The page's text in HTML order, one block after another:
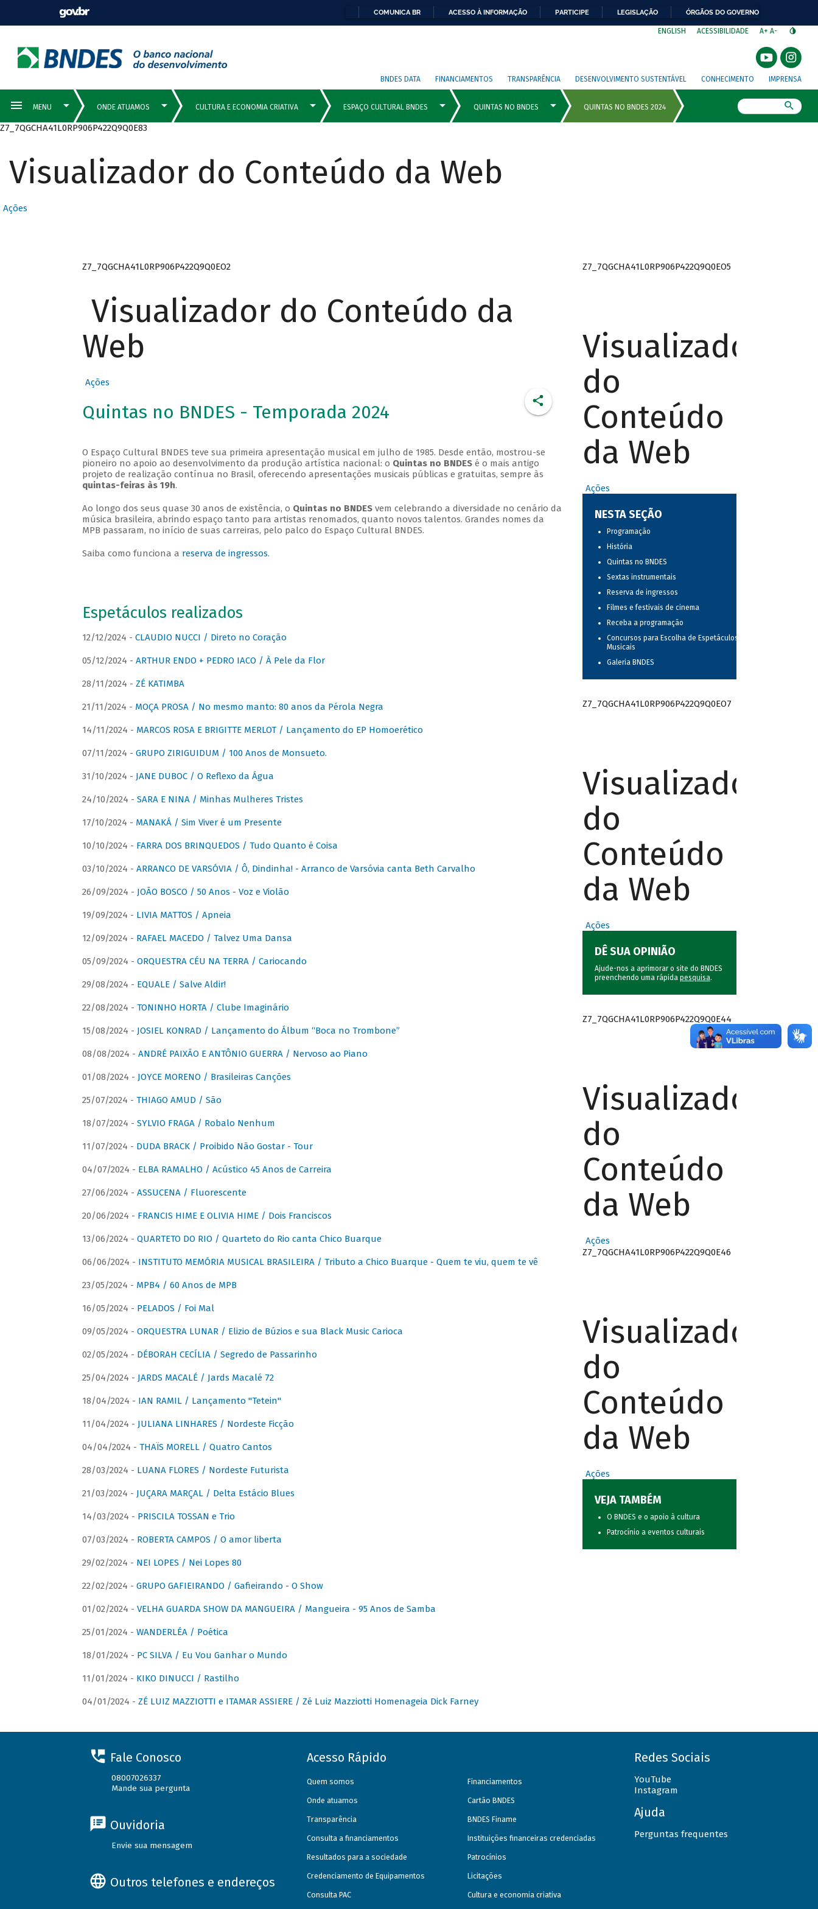
COMUNICA BR ACESSO À INFORMAÇÃO PARTICIPE LEGISLAÇÃO ÓRGÃOS DO GOVERNO
ENGLISH ACESSIBILIDADE A+ A-
BNDES DATA FINANCIAMENTOS TRANSPARÊNCIA DESENVOLVIMENTO SUSTENTÁVEL CONHECIMENTO IMPRENSA
Z7_7QGCHA41L0RP906P422Q9Q0E83
Visualizador do Conteúdo da Web
Ações
Z7_7QGCHA41L0RP906P422Q9Q0EO2
Visualizador do Conteúdo da
Web
Ações
Quintas no BNDES - Temporada 2024
O Espaço Cultural BNDES teve sua primeira apresentação musical em julho de 1985. Desde então, mostrou-se
pioneiro no apoio ao desenvolvimento da produção artística nacional: o Quintas no BNDESé o mais antigo
projeto de realização contínua no Brasil, oferecendo apresentações musicais públicas e gratuitas, sempre às
quintas-feiras às 19h.
Ao longo dos seus quase 30 anos de existência, o Quintas no BNDESvem celebrando a diversidade no cenário da
música brasileira, abrindo espaço tanto para artistas renomados, quanto novos talentos. Grandes nomes da
MPB passaram, no início de suas carreiras, pelo palco do Espaço Cultural BNDES.
Saiba como funciona a reserva de ingressos.
Espetáculos realizados
12/12/2024 - CLAUDIO NUCCI / Direto no Coração
05/12/2024 - ARTHUR ENDO + PEDRO IACO / À Pele da Flor
28/11/2024 - ZÉ KATIMBA
21/11/2024 - MOÇA PROSA / No mesmo manto: 80 anos da Pérola Negra
14/11/2024 - MARCOS ROSA E BRIGITTE MERLOT / Lançamento do EP Homoerético
07/11/2024 - GRUPO ZIRIGUIDUM / 100 Anos de Monsueto.
31/10/2024 - JANE DUBOC / O Reflexo da Água
24/10/2024 - SARA E NINA / Minhas Mulheres Tristes
17/10/2024 - MANAKÁ / Sim Viver é um Presente
10/10/2024 - FARRA DOS BRINQUEDOS / Tudo Quanto é Coisa
03/10/2024 - ARRANCO DE VARSÓVIA / Ô, Dindinha! - Arranco de Varsóvia canta Beth Carvalho
26/09/2024 - JOÃO BOSCO / 50 Anos - Voz e Violão
19/09/2024 - LIVIA MATTOS / Apneia
12/09/2024 - RAFAEL MACEDO / Talvez Uma Dansa
05/09/2024 - ORQUESTRA CÉU NA TERRA / Cariocando
29/08/2024 - EQUALE / Salve Aldir!
22/08/2024 - TONINHO HORTA / Clube Imaginário
15/08/2024 - JOSIEL KONRAD / Lançamento do Álbum “Boca no Trombone”
08/08/2024 - ANDRÉ PAIXÃO E ANTÔNIO GUERRA / Nervoso ao Piano
01/08/2024 - JOYCE MORENO / Brasileiras Canções
25/07/2024 - THIAGO AMUD / São
18/07/2024 - SYLVIO FRAGA / Robalo Nenhum
11/07/2024 - DUDA BRACK / Proibido Não Gostar - Tour
04/07/2024 - ELBA RAMALHO / Acústico 45 Anos de Carreira
27/06/2024 - ASSUCENA / Fluorescente
20/06/2024 - FRANCIS HIME E OLIVIA HIME / Dois Franciscos
13/06/2024 - QUARTETO DO RIO / Quarteto do Rio canta Chico Buarque
06/06/2024 - INSTITUTO MEMÓRIA MUSICAL BRASILEIRA / Tributo a Chico Buarque - Quem te viu, quem te vê
23/05/2024 - MPB4 / 60 Anos de MPB
16/05/2024 - PELADOS / Foi Mal
09/05/2024 - ORQUESTRA LUNAR / Elizio de Búzios e sua Black Music Carioca
02/05/2024 - DÉBORAH CECÍLIA / Segredo de Passarinho
25/04/2024 - JARDS MACALÉ / Jards Macalé 72
18/04/2024 - IAN RAMIL / Lançamento "Tetein"
11/04/2024 - JULIANA LINHARES / Nordeste Ficção
04/04/2024 - THAÏS MORELL / Quatro Cantos
28/03/2024 - LUANA FLORES / Nordeste Futurista
21/03/2024 - JUÇARA MARÇAL / Delta Estácio Blues
14/03/2024 - PRISCILA TOSSAN e Trio
07/03/2024 - ROBERTA CAMPOS / O amor liberta
29/02/2024 - NEI LOPES / Nei Lopes 80
22/02/2024 - GRUPO GAFIEIRANDO / Gafieirando - O Show
01/02/2024 - VELHA GUARDA SHOW DA MANGUEIRA / Mangueira - 95 Anos de Samba
25/01/2024 - WANDERLÉA / Poética
18/01/2024 - PC SILVA / Eu Vou Ganhar o Mundo
11/01/2024 - KIKO DINUCCI / Rastilho
04/01/2024 - ZÉ LUIZ MAZZIOTTI e ITAMAR ASSIERE / Zé Luiz Mazziotti Homenageia Dick Farney
Z7_7QGCHA41L0RP906P422Q9Q0EO5
Visualizador
do
Conteúdo
da Web
Ações
NESTA SEÇÃO
Programação
História
Quintas no BNDES
Sextas instrumentais
Reserva de ingressos
Filmes e festivais de cinema
Receba a programação
Concursos para Escolha de Espetáculos
Musicais
Galeria BNDES
Z7_7QGCHA41L0RP906P422Q9Q0EO7
Visualizador
do
Conteúdo
da Web
Ações
DÊ SUA OPINIÃO
Ajude-nos a aprimorar o site do BNDES
preenchendo uma rápida pesquisa.
Z7_7QGCHA41L0RP906P422Q9Q0E44
Visualizador
do
Conteúdo
da Web
Ações
Z7_7QGCHA41L0RP906P422Q9Q0E46
Visualizador
do
Conteúdo
da Web
Ações
VEJA TAMBÉM
O BNDES e o apoio à cultura
Patrocínio a eventos culturais
Fale Conosco
08007026337
Mande sua pergunta
Ouvidoria
Envie sua mensagem
Outros telefones e endereços
Acesso Rápido
Quem somos
Onde atuamos
Transparência
Consulta a financiamentos
Resultados para a sociedade
Credenciamento de Equipamentos
Consulta PAC
Financiamentos
Cartão BNDES
BNDES Finame
Instituições financeiras credenciadas
Patrocínios
Licitações
Cultura e economia criativa
Redes Sociais
YouTube
Instagram
Ajuda
Perguntas frequentes